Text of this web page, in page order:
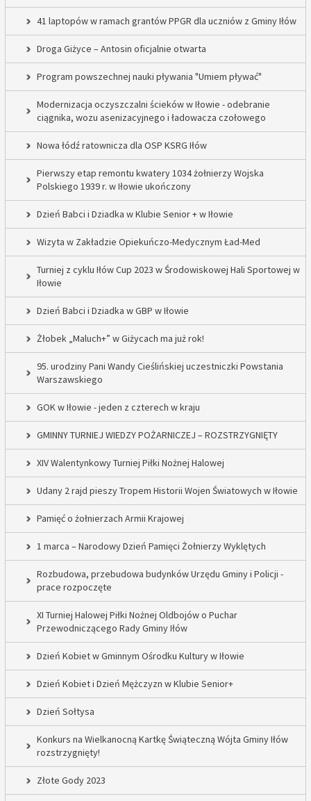
41 laptopów w ramach grantów PPGR dla uczniów z Gminy Iłów
Droga Giżyce – Antosin oficjalnie otwarta
Program powszechnej nauki pływania "Umiem pływać"
Modernizacja oczyszczalni ścieków w Iłowie - odebranie
ciągnika, wozu asenizacyjnego i ładowacza czołowego
Nowa łódź ratownicza dla OSP KSRG Iłów
Pierwszy etap remontu kwatery 1034 żołnierzy Wojska
Polskiego 1939 r. w Iłowie ukończony
Dzień Babci i Dziadka w Klubie Senior + w Iłowie
Wizyta w Zakładzie Opiekuńczo-Medycznym Ład-Med
Turniej z cyklu Iłów Cup 2023 w Środowiskowej Hali Sportowej w
Iłowie
Dzień Babci i Dziadka w GBP w Iłowie
Żłobek „Maluch+” w Giżycach ma już rok!
95. urodziny Pani Wandy Cieślińskiej uczestniczki Powstania
Warszawskiego
GOK w Iłowie - jeden z czterech w kraju
GMINNY TURNIEJ WIEDZY POŻARNICZEJ – ROZSTRZYGNIĘTY
XIV Walentynkowy Turniej Piłki Nożnej Halowej
Udany 2 rajd pieszy Tropem Historii Wojen Światowych w Iłowie
Pamięć o żołnierzach Armii Krajowej
1 marca – Narodowy Dzień Pamięci Żołnierzy Wyklętych
Rozbudowa, przebudowa budynków Urzędu Gminy i Policji -
prace rozpoczęte
XI Turniej Halowej Piłki Nożnej Oldbojów o Puchar
Przewodniczącego Rady Gminy Iłów
Dzień Kobiet w Gminnym Ośrodku Kultury w Iłowie
Dzień Kobiet i Dzień Mężczyzn w Klubie Senior+
Dzień Sołtysa
Konkurs na Wielkanocną Kartkę Świąteczną Wójta Gminy Iłów
rozstrzygnięty!
Złote Gody 2023